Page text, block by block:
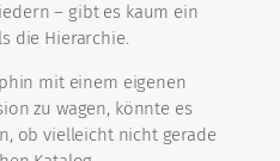
– gibt es kaum ein
die Hierarchie.
mit einem eigenen
zu wagen, könnte es
ob vielleicht nicht gerade